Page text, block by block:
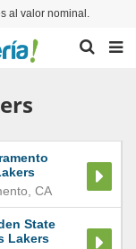
al valor nominal.
CA
State
Lakers